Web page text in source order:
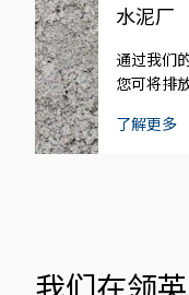
水泥厂
通过我们
您可将排
了解更多